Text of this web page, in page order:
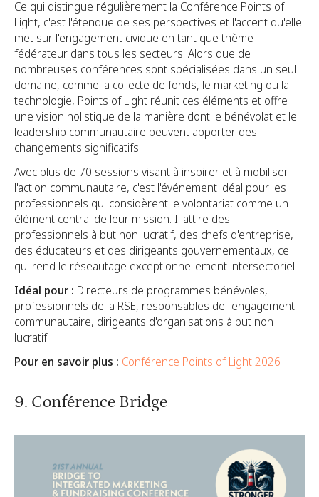
Ce qui distingue régulièrement la Conférence Points of
Light, c'est l'étendue de ses perspectives et l'accent qu'elle
met sur l'engagement civique en tant que thème
fédérateur dans tous les secteurs. Alors que de
nombreuses conférences sont spécialisées dans un seul
domaine, comme la collecte de fonds, le marketing ou la
technologie, Points of Light réunit ces éléments et offre
une vision holistique de la manière dont le bénévolat et le
leadership communautaire peuvent apporter des
changements significatifs.
Avec plus de 70 sessions visant à inspirer et à mobiliser
l'action communautaire, c'est l'événement idéal pour les
professionnels qui considèrent le volontariat comme un
élément central de leur mission. Il attire des
professionnels à but non lucratif, des chefs d'entreprise,
des éducateurs et des dirigeants gouvernementaux, ce
qui rend le réseautage exceptionnellement intersectoriel.
Idéal pour : Directeurs de programmes bénévoles,
professionnels de la RSE, responsables de l'engagement
communautaire, dirigeants d'organisations à but non
lucratif.
Pour en savoir plus : Conférence Points of Light 2026
9. Conférence Bridge